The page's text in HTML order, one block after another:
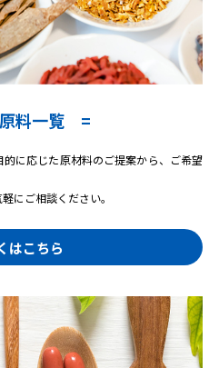
料一覧
に応じた原材料のご提案から、ご希望
にご相談ください。
はこちら